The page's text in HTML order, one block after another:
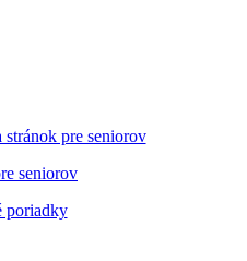
stránok pre seniorov
poriadky